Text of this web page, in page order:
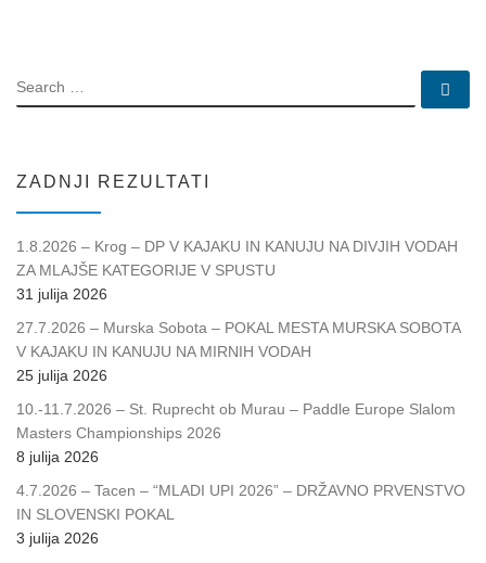
SEARCH
ZADNJI REZULTATI
1.8.2026 – Krog – DP V KAJAKU IN KANUJU NA DIVJIH VODAH
ZA MLAJŠE KATEGORIJE V SPUSTU
31 julija 2026
27.7.2026 – Murska Sobota – POKAL MESTA MURSKA SOBOTA
V KAJAKU IN KANUJU NA MIRNIH VODAH
25 julija 2026
10.-11.7.2026 – St. Ruprecht ob Murau – Paddle Europe Slalom
Masters Championships 2026
8 julija 2026
4.7.2026 – Tacen – “MLADI UPI 2026” – DRŽAVNO PRVENSTVO
IN SLOVENSKI POKAL
3 julija 2026